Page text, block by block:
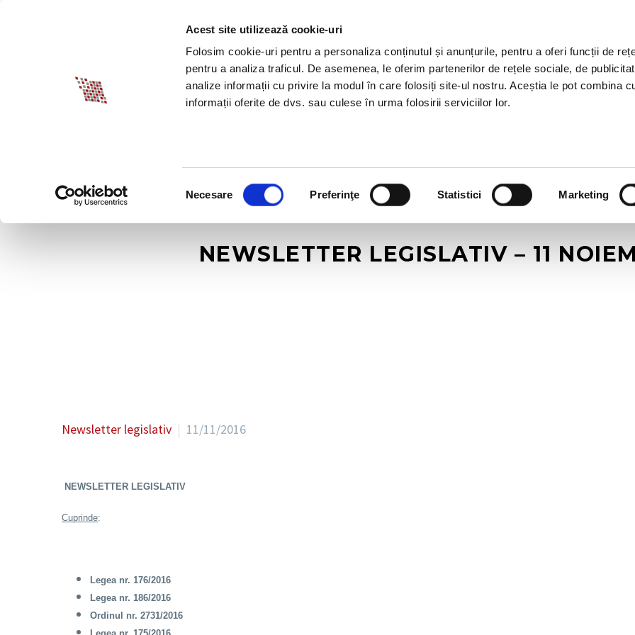
Acest site utilizează cookie-uri
Folosim cookie-uri pentru a personaliza conținutul și anunțurile, pentru a oferi funcții de
pentru a analiza traficul. De asemenea, le oferim partenerilor de rețele sociale, de
analize informații cu privire la modul în care folosiți site-ul nostru. Aceștia le pot combina
informații oferite de dvs. sau culese în urma folosirii serviciilor lor.
consimțământului
Necesare Preferinţe Statistici Marketing
DESPRE BIA PROMOTII HR
NEWSLETTER LEGISLATIV – 11
Newsletter legislativ 11/11/2016
NEWSLETTER LEGISLATIV
Cuprinde:
Legea nr. 176/2016
Legea nr. 186/2016
Ordinul nr. 2731/2016